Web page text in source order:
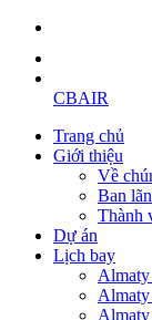
CBAIR
Trang chủ
Giới thiệu
Về
Ban
Thành
Dự án
Lịch bay